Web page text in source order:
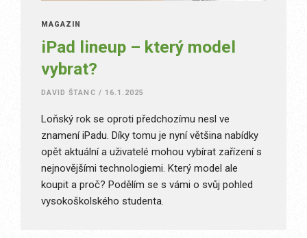
MAGAZÍN
iPad lineup – který model
vybrat?
DAVID ŠTANC / 16.1.2025
Loňský rok se oproti předchozímu nesl ve
znamení iPadu. Díky tomu je nyní většina nabídky
opět aktuální a uživatelé mohou vybírat zařízení s
nejnovějšími technologiemi. Který model ale
koupit a proč? Podělím se s vámi o svůj pohled
vysokoškolského studenta.